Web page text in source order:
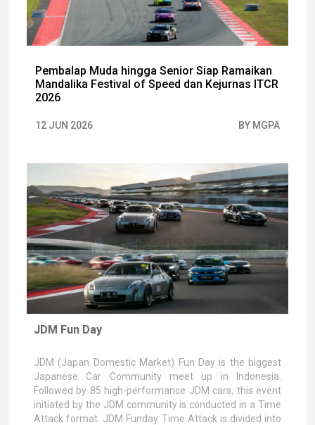
Pembalap Muda hingga Senior Siap Ramaikan
Mandalika Festival of Speed dan Kejurnas ITCR
2026
12 JUN 2026 BY MGPA
JDM Fun Day
JDM (Japan Domestic Market) Fun Day is the biggest
Japanese Car Community meet up in Indonesia.
Followed by 85 high-performance JDM cars, this event
initiated by the JDM community is conducted in a Time
Attack format. JDM Funday Time Attack is divided into